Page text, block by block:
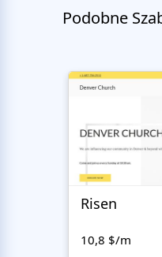
Podobne
Risen
10,8 $/m